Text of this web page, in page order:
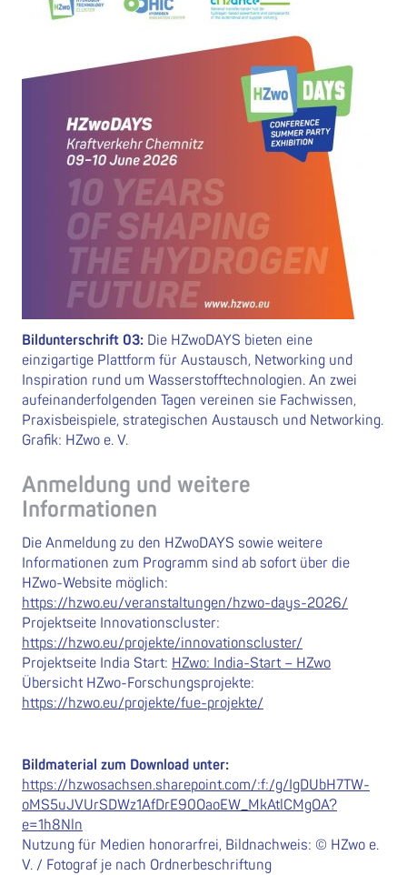
Bildunterschrift 03: Die HZwoDAYS bieten eine
einzigartige Plattform für Austausch, Networking und
Inspiration rund um Wasserstofftechnologien. An zwei
aufeinanderfolgenden Tagen vereinen sie Fachwissen,
Praxisbeispiele, strategischen Austausch und Networking.
Grafik: HZwo e. V.
Anmeldung und weitere
Informationen
Die Anmeldung zu den HZwoDAYS sowie weitere
Informationen zum Programm sind ab sofort über die
HZwo-Website möglich:
https://hzwo.eu/veranstaltungen/hzwo-days-2026/
Projektseite Innovationscluster:
https://hzwo.eu/projekte/innovationscluster/
Projektseite India Start: HZwo: India-Start – HZwo
Übersicht HZwo-Forschungsprojekte:
https://hzwo.eu/projekte/fue-projekte/
Bildmaterial zum Download unter:
https://hzwosachsen.sharepoint.com/:f:/g/IgDUbH7TW-
oMS5uJVUrSDWz1AfDrE90OaoEW_MkAtlCMgOA?
e=1h8Nln
Nutzung für Medien honorarfrei, Bildnachweis: © HZwo e.
V. / Fotograf je nach Ordnerbeschriftung